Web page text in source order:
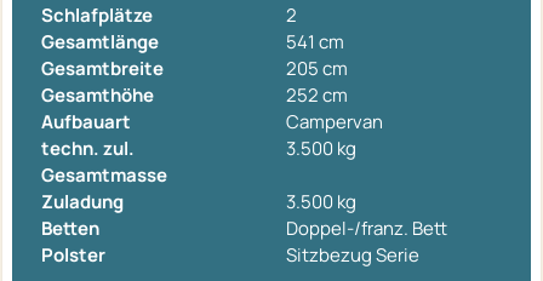
Schlafplätze
2
Gesamtlänge
541 cm
Gesamtbreite
205 cm
Gesamthöhe
252 cm
Aufbauart
Campervan
techn. zul.
Gesamtmasse
3.500 kg
Zuladung
3.500 kg
Betten
Doppel-/franz. Bett
Polster
Sitzbezug Serie